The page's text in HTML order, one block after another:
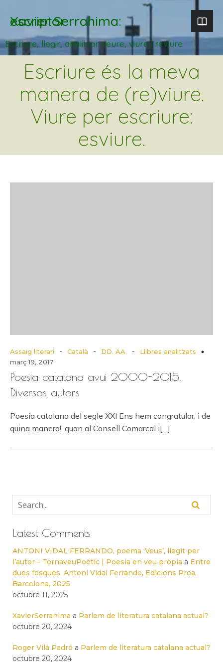
Xavier Serrahima: escriptor
Escriure, llegir, analitzar. veure, viure i reviure
Escriure és la meva
manera de (re)viure.
Viure per escriure:
esviure.
Assaig literari - Català - DD. AA. -
Llibres analitzats
març 19, 2017
Poesia catalana avui 2000-2015,
Diversos autors
Poesia catalana del segle XXI Ens hem congratular, i de
quina manera!, quan al Consell Comarcal i[…]
Latest Comments
ANTONI VIDAL FERRANDO, poema ‘Veus’, llegit per
l’autor – TornaveuPoètic | Poesia en veu pròpia a Entre
dues fosques, Antoni Vidal Ferrando, Edicions Proa,
Barcelona, 2025
octubre 11, 2025
XavierSerrahima a Parlem de literatura catalana actual?
octubre 20, 2024
Roger Vilà Padró a Parlem de literatura catalana actual?
octubre 20, 2024